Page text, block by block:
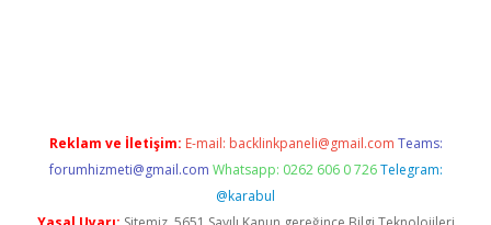
Reklam ve İletişim: E-mail: backlinkpaneli@gmail.com Teams:
forumhizmeti@gmail.com Whatsapp: 0262 606 0 726 Telegram:
@karabul